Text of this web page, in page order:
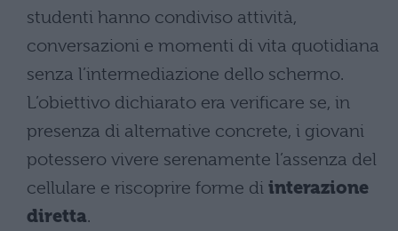
studenti hanno condiviso attività,
conversazioni e momenti di vita quotidiana
senza l’intermediazione dello schermo.
L’obiettivo dichiarato era verificare se, in
presenza di alternative concrete, i giovani
potessero vivere serenamente l’assenza del
cellulare e riscoprire forme di interazione
diretta.